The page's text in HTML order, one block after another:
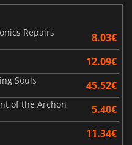
Repairs
8.03€
12.09€
Souls 45.52€
of the Archon 5.40€
11.34€